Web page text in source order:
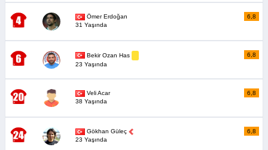
Ömer Erdoğan
31 Yaşında
6,8
Bekir Ozan Has
23 Yaşında
6,8
Veli Acar
38 Yaşında
6,8
Gökhan Güleç
23 Yaşında
6,8